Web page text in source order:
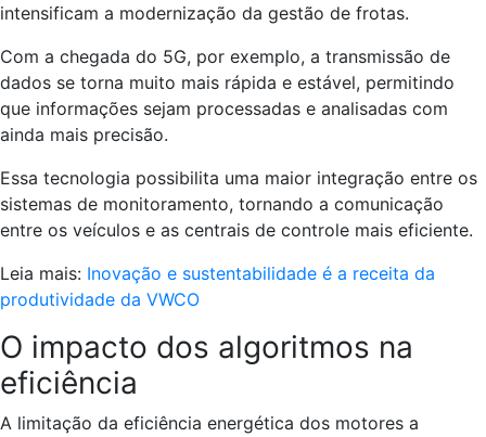
intensificam a modernização da gestão de frotas.
Com a chegada do 5G, por exemplo, a transmissão de
dados se torna muito mais rápida e estável, permitindo
que informações sejam processadas e analisadas com
ainda mais precisão.
Essa tecnologia possibilita uma maior integração entre os
sistemas de monitoramento, tornando a comunicação
entre os veículos e as centrais de controle mais eficiente.
Leia mais: Inovação e sustentabilidade é a receita da
produtividade da VWCO
O impacto dos algoritmos na
eficiência
A limitação da eficiência energética dos motores a